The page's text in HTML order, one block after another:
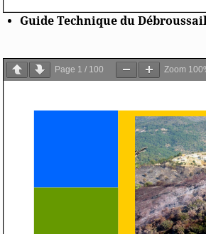
Guide Technique du
Page 1 / 100 Zoom